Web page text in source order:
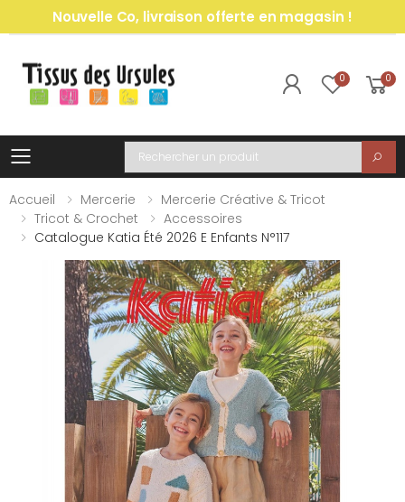
Nouvelle Co, livraison offerte en magasin !
0 0
Toggle mobile menu
Recherche
Accueil
Mercerie
Mercerie Créative & Tricot
Tricot & Crochet
Accessoires
Catalogue Katia Été 2026 E Enfants N°117